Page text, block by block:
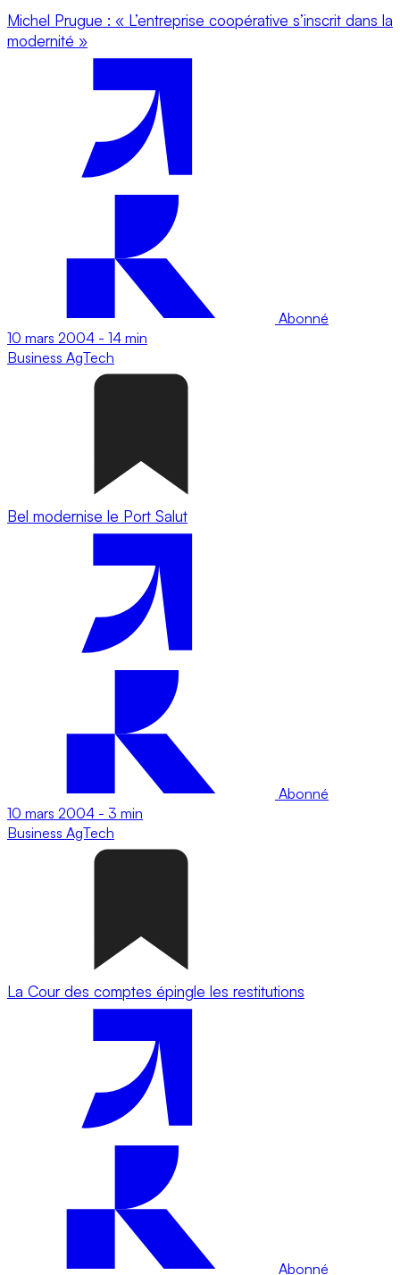
Michel Prugue : « L’entreprise coopérative s’inscrit dans la
modernité »
Abonné
10 mars 2004 - 14 min
Business AgTech
Bel modernise le Port Salut
Abonné
10 mars 2004 - 3 min
Business AgTech
La Cour des comptes épingle les restitutions
Abonné